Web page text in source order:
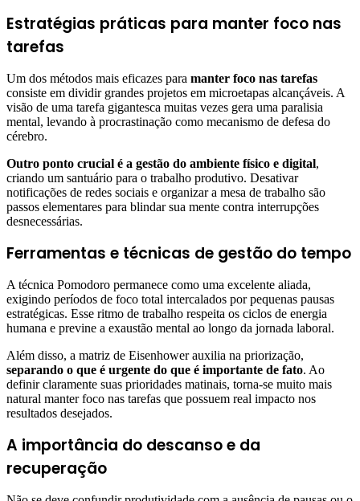
Estratégias práticas para manter foco nas
tarefas
Um dos métodos mais eficazes para manter foco nas tarefas
consiste em dividir grandes projetos em microetapas alcançáveis. A
visão de uma tarefa gigantesca muitas vezes gera uma paralisia
mental, levando à procrastinação como mecanismo de defesa do
cérebro.
Outro ponto crucial é a gestão do ambiente físico e digital,
criando um santuário para o trabalho produtivo. Desativar
notificações de redes sociais e organizar a mesa de trabalho são
passos elementares para blindar sua mente contra interrupções
desnecessárias.
Ferramentas e técnicas de gestão do tempo
A técnica Pomodoro permanece como uma excelente aliada,
exigindo períodos de foco total intercalados por pequenas pausas
estratégicas. Esse ritmo de trabalho respeita os ciclos de energia
humana e previne a exaustão mental ao longo da jornada laboral.
Além disso, a matriz de Eisenhower auxilia na priorização,
separando o que é urgente do que é importante de fato. Ao
definir claramente suas prioridades matinais, torna-se muito mais
natural manter foco nas tarefas que possuem real impacto nos
resultados desejados.
A importância do descanso e da
recuperação